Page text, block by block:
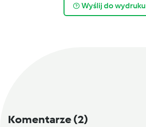
Wyślij do wydruku
Komentarze(2)